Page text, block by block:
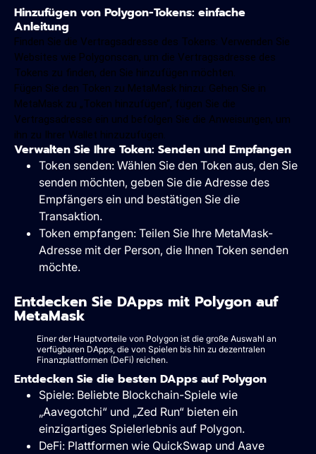
Hinzufügen von Polygon-Tokens: einfache
Anleitung
Finden Sie die Vertragsadresse des Tokens: Verwenden Sie
Websites wie Polygonscan, um die Vertragsadresse des
Tokens zu finden, den Sie hinzufügen möchten.
Fügen Sie den Token zu MetaMask hinzu: Gehen Sie in
MetaMask zu „Token hinzufügen“, fügen Sie die
Vertragsadresse ein und befolgen Sie die Anweisungen, um
ihn zu Ihrer Wallet hinzuzufügen.
Verwalten Sie Ihre Token: Senden und Empfangen
Token senden: Wählen Sie den Token aus, den Sie
senden möchten, geben Sie die Adresse des
Empfängers ein und bestätigen Sie die
Transaktion.
Token empfangen: Teilen Sie Ihre MetaMask-
Adresse mit der Person, die Ihnen Token senden
möchte.
Entdecken Sie DApps mit Polygon auf
MetaMask
Einer der Hauptvorteile von Polygon ist die große Auswahl an
verfügbaren DApps, die von Spielen bis hin zu dezentralen
Finanzplattformen (DeFi) reichen.
Entdecken Sie die besten DApps auf Polygon
Spiele: Beliebte Blockchain-Spiele wie
„Aavegotchi“ und „Zed Run“ bieten ein
einzigartiges Spielerlebnis auf Polygon.
DeFi: Plattformen wie QuickSwap und Aave